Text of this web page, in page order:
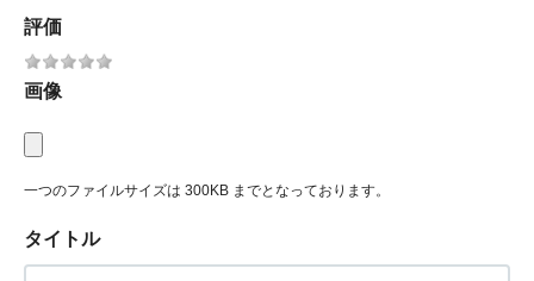
評価
画像
一つのファイルサイズは 300KB までとなっております。
タイトル